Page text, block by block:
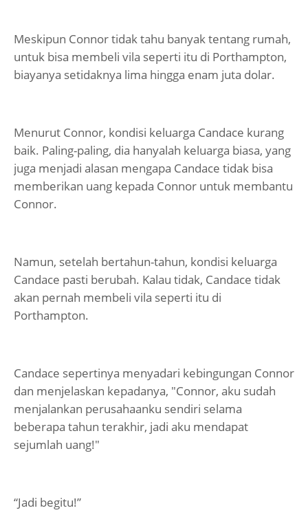
Meskipun Connor tidak tahu banyak tentang rumah,
untuk bisa membeli vila seperti itu di Porthampton,
biayanya setidaknya lima hingga enam juta dolar.
Menurut Connor, kondisi keluarga Candace kurang
baik. Paling-paling, dia hanyalah keluarga biasa, yang
juga menjadi alasan mengapa Candace tidak bisa
memberikan uang kepada Connor untuk membantu
Connor.
Namun, setelah bertahun-tahun, kondisi keluarga
Candace pasti berubah. Kalau tidak, Candace tidak
akan pernah membeli vila seperti itu di
Porthampton.
Candace sepertinya menyadari kebingungan Connor
dan menjelaskan kepadanya, "Connor, aku sudah
menjalankan perusahaanku sendiri selama
beberapa tahun terakhir, jadi aku mendapat
sejumlah uang!"
“Jadi begitu!”